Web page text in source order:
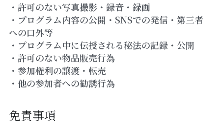
・許可のない写真撮影・録音・録画
・プログラム内容の公開・SNSでの発信・第三者
への口外等
・プログラム中に伝授される秘法の記録・公開
・許可のない物品販売行為
・参加権利の譲渡・転売
・他の参加者への勧誘行為
免責事項